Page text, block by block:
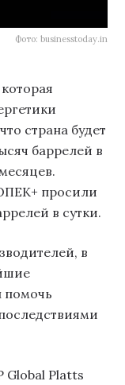
Фото: businesstoday.in
страна будет
баррелей в
просили
в сутки.
в
помочь
Global Platts